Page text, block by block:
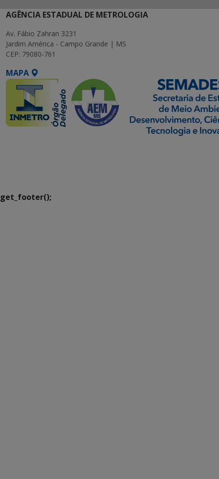
AGÊNCIA ESTADUAL DE METROLOGIA
Av. Fábio Zahran 3231
Jardim América - Campo Grande | MS
CEP: 79080-761
MAPA
get_footer();